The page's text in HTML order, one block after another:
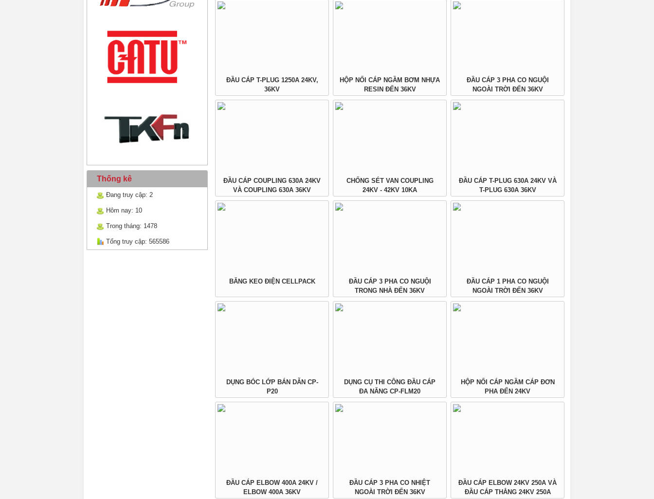
Thống kê
Đang truy cập: 2
Hôm nay: 10
Trong tháng: 1478
Tổng truy cập: 565586
ĐẦU CÁP T-PLUG 1250A 24KV,
36KV
HỘP NỐI CÁP NGẦM BƠM NHỰA
RESIN ĐẾN 36KV
ĐẦU CÁP 3 PHA CO NGUỘI
NGOÀI TRỜI ĐẾN 36KV
ĐẦU CÁP COUPLING 630A 24KV
VÀ COUPLING 630A 36KV
CHỐNG SÉT VAN COUPLING
24KV - 42KV 10KA
ĐẦU CÁP T-PLUG 630A 24KV VÀ
T-PLUG 630A 36KV
BĂNG KEO ĐIỆN CELLPACK
ĐẦU CÁP 3 PHA CO NGUỘI
TRONG NHÀ ĐẾN 36KV
ĐẦU CÁP 1 PHA CO NGUỘI
NGOÀI TRỜI ĐẾN 36KV
DỤNG BÓC LỚP BÁN DẪN CP-
P20
DỤNG CỤ THI CÔNG ĐẦU CÁP
ĐA NĂNG CP-FLM20
HỘP NỐI CÁP NGẦM CÁP ĐƠN
PHA ĐẾN 24KV
ĐẦU CÁP ELBOW 400A 24KV /
ELBOW 400A 36KV
ĐẦU CÁP 3 PHA CO NHIỆT
NGOÀI TRỜI ĐẾN 36KV
ĐẦU CÁP ELBOW 24KV 250A VÀ
ĐẦU CÁP THẲNG 24KV 250A